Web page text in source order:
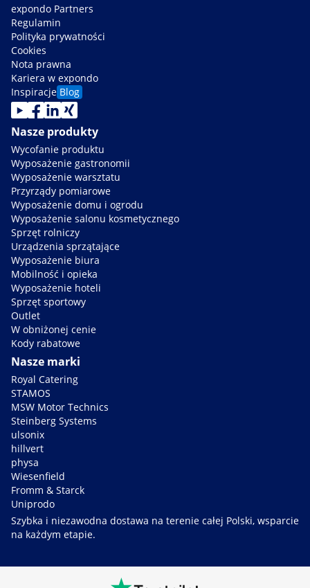
expondo Partners
Regulamin
Polityka prywatności
Cookies
Nota prawna
Kariera w expondo
Inspiracje Blog
Nasze produkty
Wycofanie produktu
Wyposażenie gastronomii
Wyposażenie warsztatu
Przyrządy pomiarowe
Wyposażenie domu i ogrodu
Wyposażenie salonu kosmetycznego
Sprzęt rolniczy
Urządzenia sprzątające
Wyposażenie biura
Mobilność i opieka
Wyposażenie hoteli
Sprzęt sportowy
Outlet
W obniżonej cenie
Kody rabatowe
Nasze marki
Royal Catering
STAMOS
MSW Motor Technics
Steinberg Systems
ulsonix
hillvert
physa
Wiesenfield
Fromm & Starck
Uniprodo
Szybka i niezawodna dostawa na terenie całej Polski, wsparcie
na każdym etapie.